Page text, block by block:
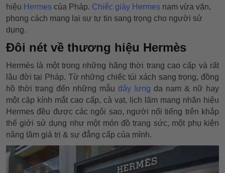
hiệu Hermes của Pháp. Chiếc giày Hermes nam vừa vặn,
phong cách mang lại sự tự tin sang trọng cho người sử
dụng.
Đôi nét về thương hiệu Hermès
Hermès là một trong những hãng thời trang cao cấp và rất
lâu đời tại Pháp. Từ những chiếc túi xách sang trọng, đồng
hồ thời trang đến những mẫu dây lưng da nam & nữ hay
một cặp kính mắt cao cấp, cà vạt, lịch lãm mang nhãn hiệu
Hermes đều được các ngôi sao, người nổi tiếng trên khắp
thế giới sử dụng như một món đồ trang sức, một phụ kiện
nâng tầm giá trị & sự đẳng cấp của mình.